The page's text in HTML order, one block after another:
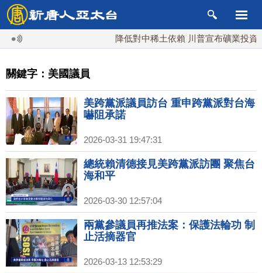
降低對中稀土依賴 川普宣布礦業投資20億
關鍵字：美國議員
美跨黨派議員訪台 重申跨黨派對台海
嚇阻承諾
2026-03-31 19:47:31
總統賴清德接見美跨黨派訪團 聚焦台
海和平
2026-03-30 12:57:04
兩黨參議員再推法案：保護法輪功 制
止活摘器官
2026-03-13 12:53:29